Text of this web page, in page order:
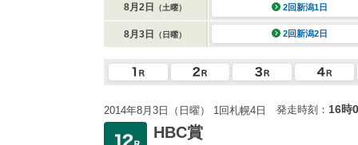
8月2日 （土曜） 2回新潟1日
8月3日 （日曜） 2回新潟2日
2014年8月3日（日曜） 1回札幌4日 発走時刻： 16時
HBC賞